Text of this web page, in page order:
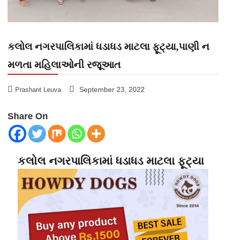
કલોલ નગરપાલિકામાં ધડાધડ માટલા ફૂટ્યા,પાણી ન
મળતા મહિલાઓની રજૂઆત
Prashant Leuva September 23, 2022
Share On
કલોલ નગરપાલિકામાં ધડાધડ માટલા ફૂટ્યા